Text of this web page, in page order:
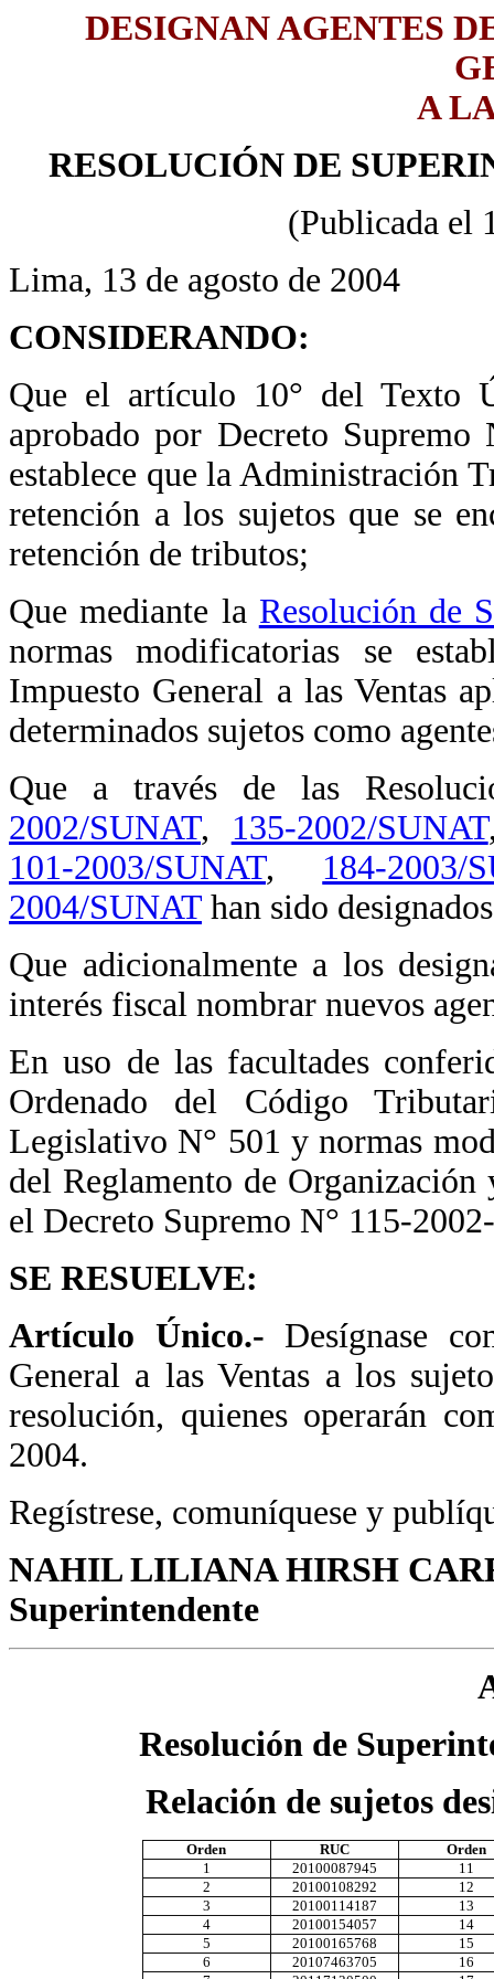
DESIGNAN AGENTES
A
RESOLUCIÓN DE
(Publicada el
Lima, 13 de agosto de 2004
CONSIDERANDO:
Que el artículo 10° del Texto
aprobado por Decreto
establece que la Administración
retención a los sujetos que se
retención de tributos;
Que mediante la Resolución de
normas modificatorias se
Impuesto General a las Ventas
determinados sujetos como
Que a través de las
2002/SUNAT, 135-2002/SUNAT
101-2003/SUNAT, 184-2003/
2004/SUNAT han sido
Que adicionalmente a los
interés fiscal nombrar nuevos
En uso de las facultades
Ordenado del Código
Legislativo N° 501 y normas
del Reglamento de
el Decreto Supremo N° 115-
SE RESUELVE:
Artículo Único.- Desígnase
General a las Ventas a los
resolución, quienes operarán
2004.
Regístrese, comuníquese y
NAHIL LILIANA HIRSH
Superintendente
Resolución de
Relación de sujetos
Orden RUC
Orden
1
20100087945
11
2
20100108292
12
3
20100114187
13
4
20100154057
14
5
20100165768
15
6
20107463705
16